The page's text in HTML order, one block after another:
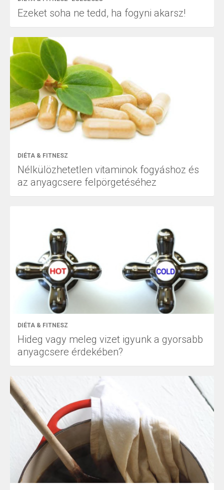
Ezeket soha ne tedd, ha fogyni akarsz!
DIÉTA & FITNESZ
Nélkülözhetetlen vitaminok fogyáshoz és
az anyagcsere felpörgetéséhez
DIÉTA & FITNESZ
Hideg vagy meleg vizet igyunk a gyorsabb
anyagcsere érdekében?